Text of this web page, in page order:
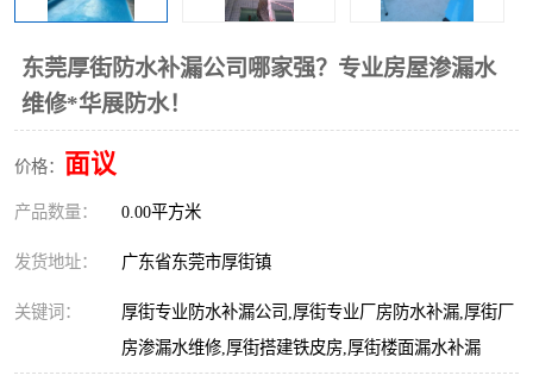
东莞厚街防水补漏公司哪家强？专业房屋渗漏水
维修*华展防水！
价格： 面议
产品数量： 0.00平方米
发货地址： 广东省东莞市厚街镇
关键词：
厚街专业防水补漏公司,厚街专业厂房防水补漏,厚街厂
房渗漏水维修,厚街搭建铁皮房,厚街楼面漏水补漏